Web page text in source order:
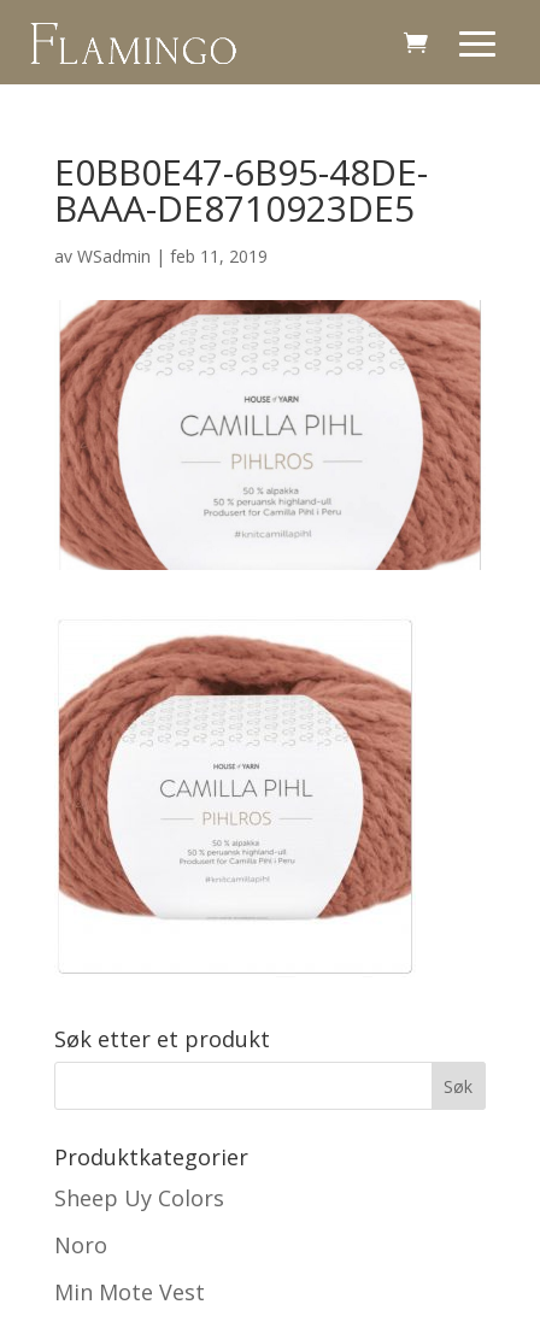
E0BB0E47-6B95-48DE-
BAAA-DE8710923DE5
av WSadmin | feb 11, 2019
Søk etter et produkt
Produktkategorier
Sheep Uy Colors
Noro
Min Mote Vest